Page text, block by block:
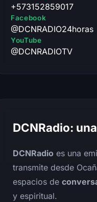
+573152859017
Facebook
@DCNRADIO24horas
YouTube
@DCNRADIOTV
DCNRadio:
DCNRadio es una
transmite desde
espacios de
y espiritual.